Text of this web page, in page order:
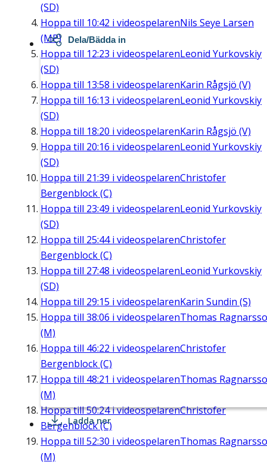
(SD)
Hoppa till 10:42 i videospelarenNils Seye Larsen
(MP)
Hoppa till 12:23 i videospelarenLeonid Yurkovskiy
(SD)
Hoppa till 13:58 i videospelarenKarin Rågsjö (V)
Hoppa till 16:13 i videospelarenLeonid Yurkovskiy
(SD)
Hoppa till 18:20 i videospelarenKarin Rågsjö (V)
Hoppa till 20:16 i videospelarenLeonid Yurkovskiy
(SD)
Hoppa till 21:39 i videospelarenChristofer
Bergenblock (C)
Hoppa till 23:49 i videospelarenLeonid Yurkovskiy
(SD)
Hoppa till 25:44i videospelarenChristofer
Bergenblock (C)
Hoppa till 27:48 i videospelarenLeonid Yurkovskiy
(SD)
Hoppa till 29:15 i videospelarenKarin Sundin (S)
Hoppa till 38:06 i videospelarenThomas
(M)
Hoppa till 46:22 i videospelarenChristofer
Bergenblock (C)
Hoppa till 48:21 i videospelarenThomas
(M)
Hoppa till50:24i videospelarenChristofer
Bergenblock (C)
Hoppa till 52:30 i videospelarenThomas
(M)
Dela/Bädda in
Ladda ner